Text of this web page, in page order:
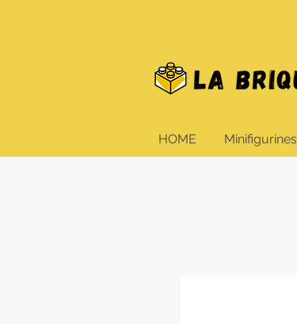
HOME Minifigurines